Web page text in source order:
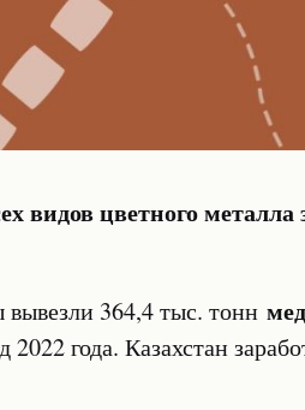
видов цветного металла
вывезли 364,4 тыс. тонн
года. Казахстан